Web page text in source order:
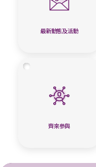
最新動態及活動
齊來參與